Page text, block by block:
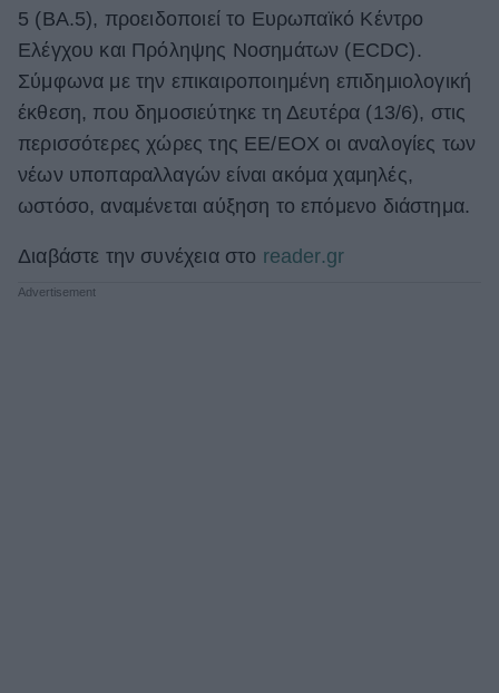
Χωρίς Ταμπέλες
Women's Forum
Hautes Grecians
Γάμος
5 (ΒΑ.5), προειδοποιεί το Ευρωπαϊκό Κέντρο
Ελέγχου και Πρόληψης Νοσημάτων (ECDC).
Σύμφωνα με την επικαιροποιημένη επιδημιολογική
έκθεση, που δημοσιεύτηκε τη Δευτέρα (13/6), στις
περισσότερες χώρες της ΕΕ/ΕΟΧ οι αναλογίες των
νέων υποπαραλλαγών είναι ακόμα χαμηλές,
ωστόσο, αναμένεται αύξηση το επόμενο διάστημα.
Διαβάστε την συνέχεια στο reader.gr